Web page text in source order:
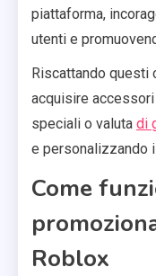
piattaforma,
utenti e
Riscattando questi
acquisire
speciali o valuta di
e personalizzando i
Come
Roblox